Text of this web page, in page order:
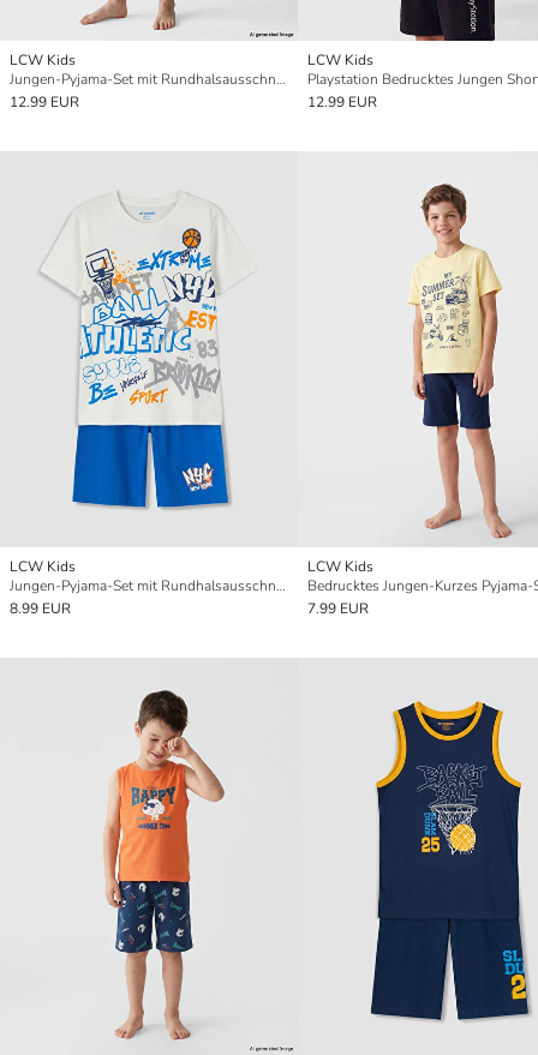
LCW Kids
Jungen-Pyjama-Set mit Rundhalsausschnitt und kurzen Hosen
12.99 EUR
LCW Kids
12.99 EUR
LCW Kids
Jungen-Pyjama-Set mit Rundhalsausschnitt, kurz
8.99 EUR
LCW Kids
Bedrucktes Jungen-Kurzes Pyjama-
7.99 EUR